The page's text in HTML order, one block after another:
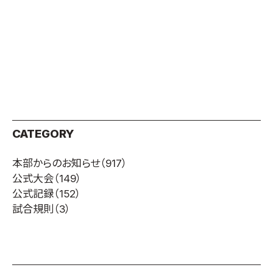
CATEGORY
本部からのお知らせ（917）
公式大会（149）
公式記録（152）
試合規則 （3）